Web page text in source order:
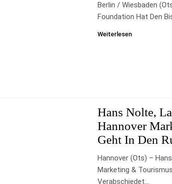
Berlin / Wiesbaden
Foundation Hat Den
Weiterlesen
Hans Nolte,
Hannover
Geht In Den
Hannover (ots) –
Marketing &
Verabschiedet…